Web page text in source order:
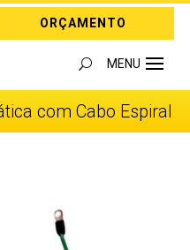
ORÇAMENTO
com Cabo Espiral